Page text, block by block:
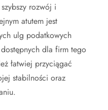
rozwój i
atutem jest
ulg podatkowych
dla firm tego
łatwiej przyciągać
stabilności oraz